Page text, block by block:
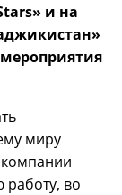
и на
миру
работу, во